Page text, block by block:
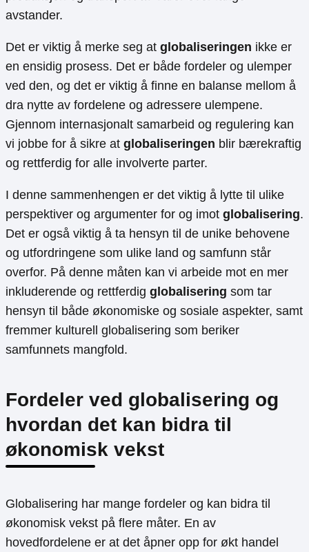
avstander.
Det er viktig å merke seg at globaliseringen ikke er
en ensidig prosess. Det er både fordeler og ulemper
ved den, og det er viktig å finne en balanse mellom å
dra nytte av fordelene og adressere ulempene.
Gjennom internasjonalt samarbeid og regulering kan
vi jobbe for å sikre at globaliseringen blir bærekraftig
og rettferdig for alle involverte parter.
I denne sammenhengen er det viktig å lytte til ulike
perspektiver og argumenter for og imot globalisering.
Det er også viktig å ta hensyn til de unike behovene
og utfordringene som ulike land og samfunn står
overfor. På denne måten kan vi arbeide mot en mer
inkluderende og rettferdig globalisering som tar
hensyn til både økonomiske og sosiale aspekter, samt
fremmer kulturell globalisering som beriker
samfunnets mangfold.
Fordeler ved globalisering og
hvordan det kan bidra til
økonomisk vekst
Globalisering har mange fordeler og kan bidra til
økonomisk vekst på flere måter. En av
hovedfordelene er at det åpner opp for økt handel